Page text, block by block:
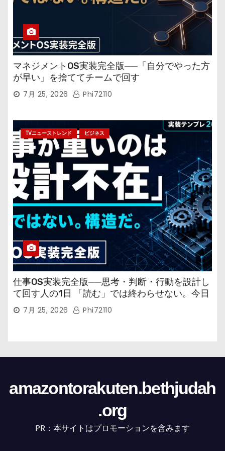
マネジメントOS実装完全版──「自分でやった方
が早い」を捨ててチームで回す
7月 25, 2026 Phi72110
TVニューストレンド ビジネス
仕事OS実装完全版──思考・判断・行動を設計し
て回す人の1日 「読む」では終わらせない。今日
から回す実装書だ。
7月 25, 2026 Phi72110
amazontorakuten.bethjudah
.org
PR：本サイトはプロモーションを含みます